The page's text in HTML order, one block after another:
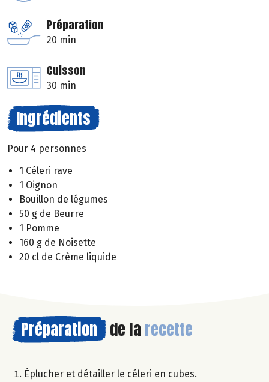
Préparation
20 min
Cuisson
30 min
Ingrédients
Pour 4 personnes
1 Céleri rave
1 Oignon
Bouillon de légumes
50 g de Beurre
1 Pomme
160 g de Noisette
20 cl de Crème liquide
Préparation de la recette
Éplucher et détailler le céleri en cubes.